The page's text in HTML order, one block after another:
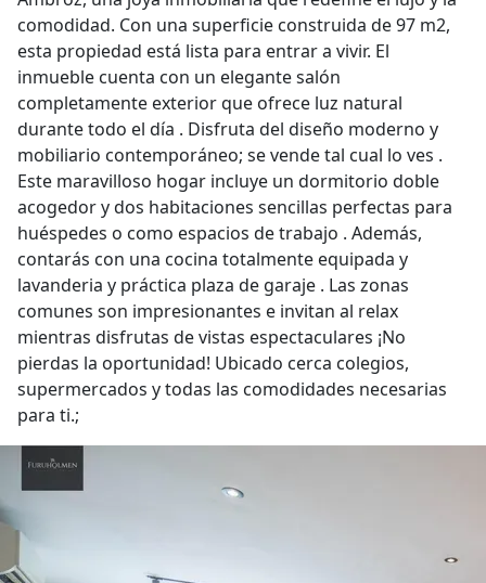
comodidad. Con una superficie construida de 97 m2,
esta propiedad está lista para entrar a vivir. El
inmueble cuenta con un elegante salón
completamente exterior que ofrece luz natural
durante todo el día . Disfruta del diseño moderno y
mobiliario contemporáneo; se vende tal cual lo ves .
Este maravilloso hogar incluye un dormitorio doble
acogedor y dos habitaciones sencillas perfectas para
huéspedes o como espacios de trabajo . Además,
contarás con una cocina totalmente equipada y
lavanderia y práctica plaza de garaje . Las zonas
comunes son impresionantes e invitan al relax
mientras disfrutas de vistas espectaculares ¡No
pierdas la oportunidad! Ubicado cerca colegios,
supermercados y todas las comodidades necesarias
para ti.;